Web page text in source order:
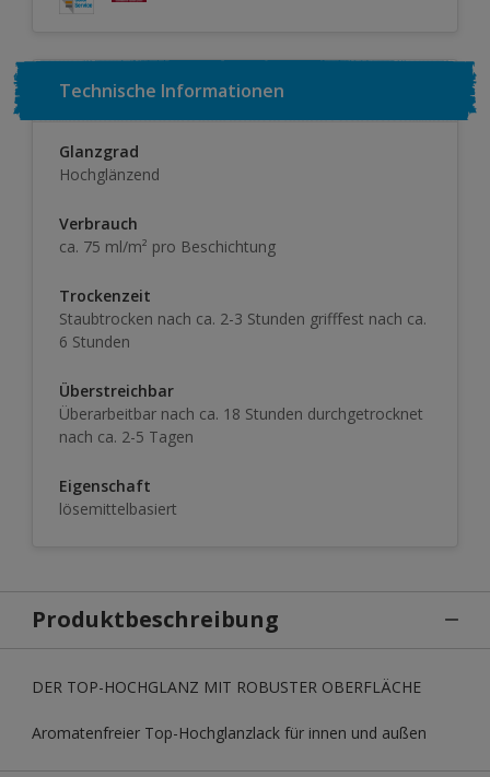
Technische Informationen
Glanzgrad
Hochglänzend
Verbrauch
ca. 75 ml/m² pro Beschichtung
Trockenzeit
Staubtrocken nach ca. 2-3 Stunden grifffest nach ca.
6 Stunden
Überstreichbar
Überarbeitbar nach ca. 18 Stunden durchgetrocknet
nach ca. 2-5 Tagen
Eigenschaft
lösemittelbasiert
Produktbeschreibung
DER TOP-HOCHGLANZ MIT ROBUSTER OBERFLÄCHE
Aromatenfreier Top-Hochglanzlack für innen und außen